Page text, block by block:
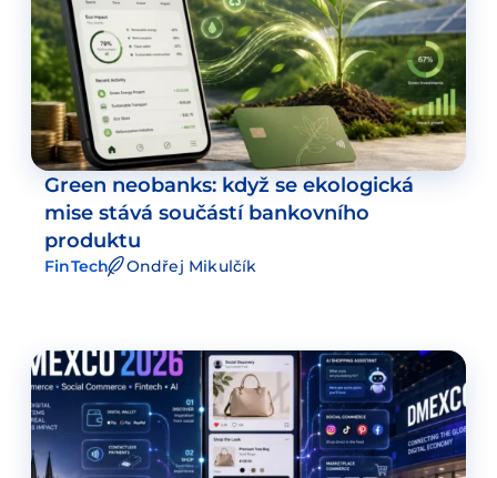
Green neobanks: když se ekologická
mise stává součástí bankovního
produktu
FinTech Ondřej Mikulčík